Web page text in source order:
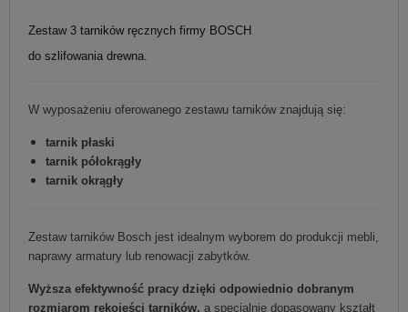
Zestaw 3 tarników ręcznych firmy BOSCH
do szlifowania drewna.
W wyposażeniu oferowanego zestawu tarników znajdują się:
tarnik płaski
tarnik półokrągły
tarnik okrągły
Zestaw tarników Bosch jest idealnym wyborem do produkcji mebli,
naprawy armatury lub renowacji zabytków.
Wyższa efektywność pracy dzięki odpowiednio dobranym
rozmiarom rękojeści tarników, a specjalnie dopasowany kształt